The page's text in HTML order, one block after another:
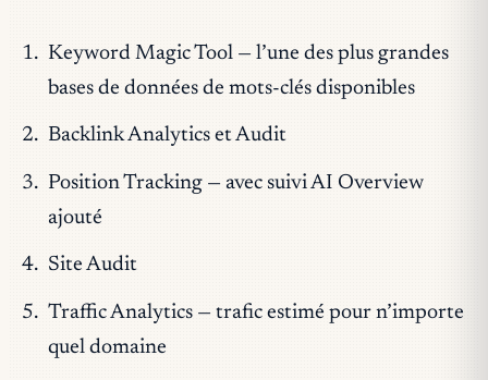
Keyword Magic Tool — l’une des plus grandes
bases de données de mots-clés disponibles
Backlink Analytics et Audit
Position Tracking — avec suivi AI Overview
ajouté
Site Audit
Traffic Analytics — trafic estimé pour n’importe
quel domaine